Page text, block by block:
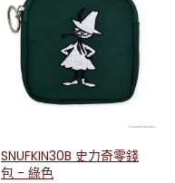
SNUFKIN30B 史力奇零錢
包 - 綠色